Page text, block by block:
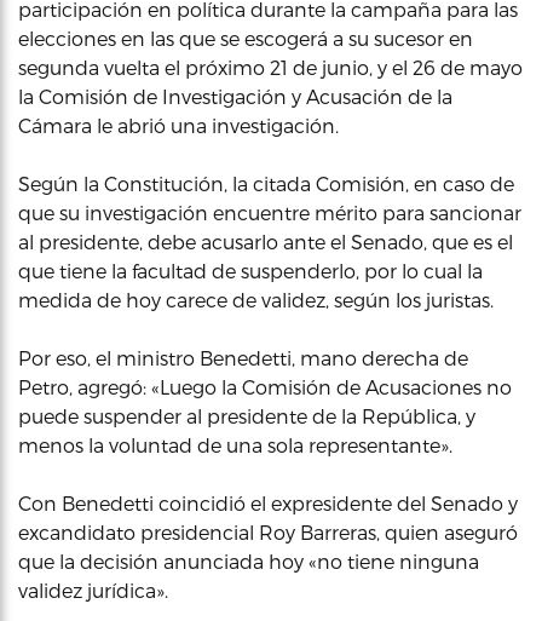
participación en política durante la campaña para las
elecciones en las que se escogerá a su sucesor en
segunda vuelta el próximo 21 de junio, y el 26 de mayo
la Comisión de Investigación y Acusación de la
Cámara le abrió una investigación.
Según la Constitución, la citada Comisión, en caso de
que su investigación encuentre mérito para sancionar
al presidente, debe acusarlo ante el Senado, que es el
que tiene la facultad de suspenderlo, por lo cual la
medida de hoy carece de validez, según los juristas.
Por eso, el ministro Benedetti, mano derecha de
Petro, agregó: «Luego la Comisión de Acusaciones no
puede suspender al presidente de la República, y
menos la voluntad de una sola representante».
Con Benedetti coincidió el expresidente del Senado y
excandidato presidencial Roy Barreras, quien aseguró
que la decisión anunciada hoy «no tiene ninguna
validez jurídica».